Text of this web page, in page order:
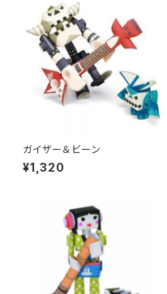
ガイザー＆ビーン
¥1,320